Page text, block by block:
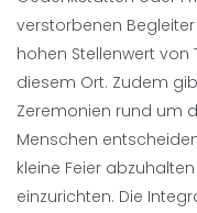
verstorbenen
hohen Stellenwert von
diesem Ort. Zudem
Zeremonien rund um
Menschen
kleine Feier
einzurichten. Die